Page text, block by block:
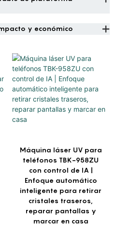
y económico
Máquina láser UV para
teléfonos TBK-958ZU
con control de IA |
Enfoque automático
inteligente para retirar
cristales traseros,
reparar pantallas y
marcar en casa